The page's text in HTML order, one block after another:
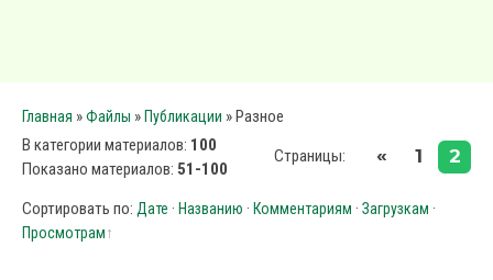
Главная »Файлы » Публикации » Разное
В категории материалов: 100
Показано материалов: 51-100
Страницы: « 1 2
Сортировать по: Дате · Названию · Комментариям · Загрузкам ·
Просмотрам